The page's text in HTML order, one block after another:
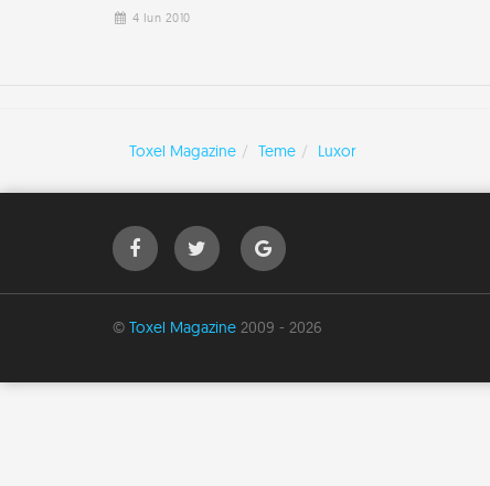
4 Iun 2010
Toxel Magazine Teme Luxor
© Toxel Magazine 2009 - 2026